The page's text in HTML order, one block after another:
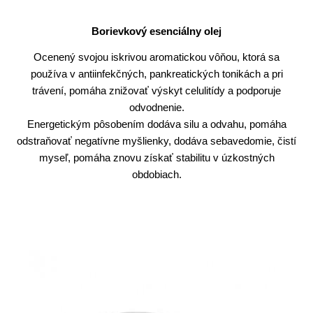
Borievkový esenciálny olej
Ocenený svojou iskrivou aromatickou vôňou, ktorá sa
používa v antiinfekčných, pankreatických tonikách a pri
trávení, pomáha znižovať výskyt celulitídy a podporuje
odvodnenie.
Energetickým pôsobením dodáva silu a odvahu, pomáha
odstraňovať negatívne myšlienky, dodáva sebavedomie, čistí
myseľ, pomáha znovu získať stabilitu v úzkostných
obdobiach.